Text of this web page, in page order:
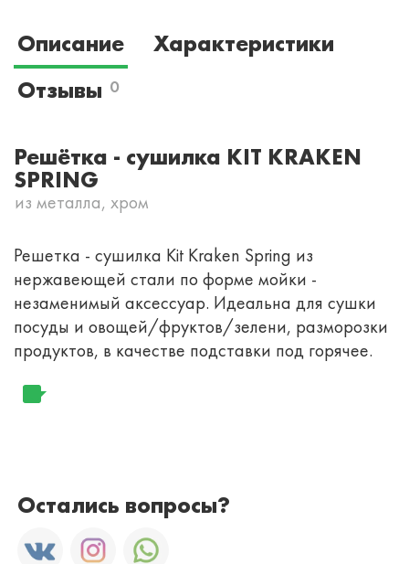
Описание
Характеристики
Отзывы 0
Решётка - сушилка KIT KRAKEN
SPRING
из металла, хром
Решетка - сушилка Kit Kraken Spring из
нержавеющей стали по форме мойки -
незаменимый аксессуар. Идеальна для сушки
посуды и овощей/фруктов/зелени, разморозки
продуктов, в качестве подставки под горячее.
Остались вопросы?